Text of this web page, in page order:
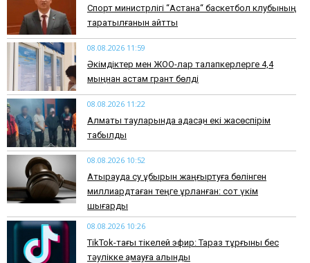
Спорт министрлігі “Астана“ баскетбол клубының
таратылғанын айтты
08.08.2026 11:59
Әкімдіктер мен ЖОО-лар талапкерлерге 4,4
мыңнан астам грант бөлді
08.08.2026 11:22
Алматы тауларында адасқан екі жасөспірім
табылды
08.08.2026 10:52
Атырауда су құбырын жаңғыртуға бөлінген
миллиардтаған теңге ұрланған: сот үкім
шығарды
08.08.2026 10:26
TikTok-тағы тікелей эфир: Тараз тұрғыны бес
тәулікке қамауға алынды